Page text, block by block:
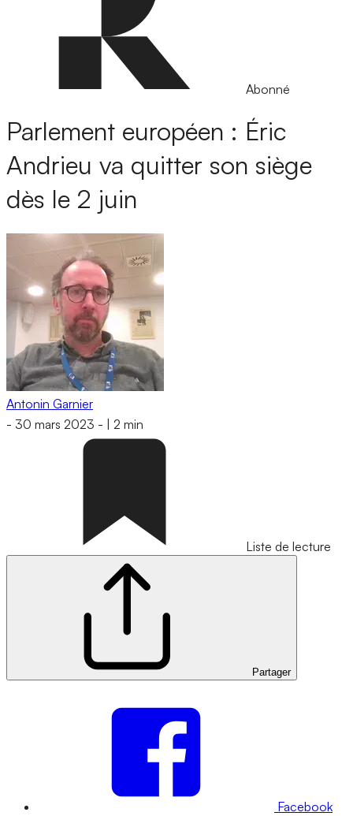
Abonné
Parlement européen : Éric
Andrieu va quitter son siège
dès le 2 juin
Antonin Garnier
- 30 mars 2023 - 2 min
Liste de lecture
Partager
Facebook